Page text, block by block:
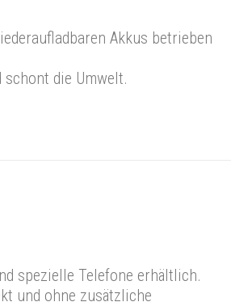
Akkus betrieben
die Umwelt.
spezielle Telefone erhältlich.
und ohne zusätzliche